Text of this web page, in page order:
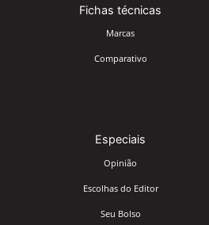
Fichas técnicas
Marcas
Comparativo
Especiais
Opinião
Escolhas do Editor
Seu Bolso